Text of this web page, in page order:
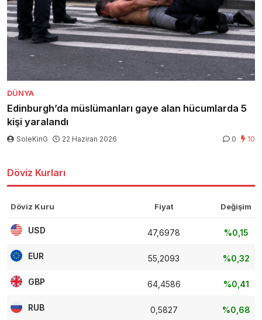
DÜNYA
Edinburgh’da müslümanları gaye alan hücumlarda 5
kişi yaralandı
SoleKinG 22 Haziran 2026 0 10
Döviz Kurları
Döviz Kuru Fiyat Değişim
USD 47,6978 %0,15
EUR 55,2093 %0,32
GBP 64,4586 %0,41
RUB 0,5827 %0,68